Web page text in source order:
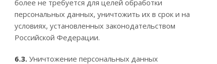
более не требуется для целей обработки
персональных данных, уничтожить их в срок и на
условиях, установленных законодательством
Российской Федерации.
6.3. Уничтожение персональных данных